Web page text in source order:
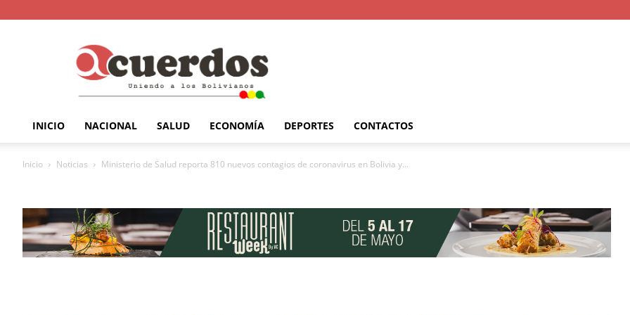
INICIO NACIONAL SALUD ECONOMÍA DEPORTES CONTACTOS
Inicio Noticias Ministerio de Salud reporta 810 nuevos contagios de coronavirus en Bolivia y...